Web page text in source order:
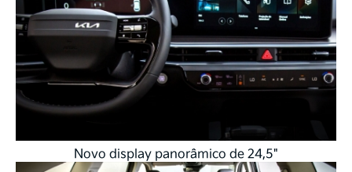
Novo display panorâmico de 24,5"